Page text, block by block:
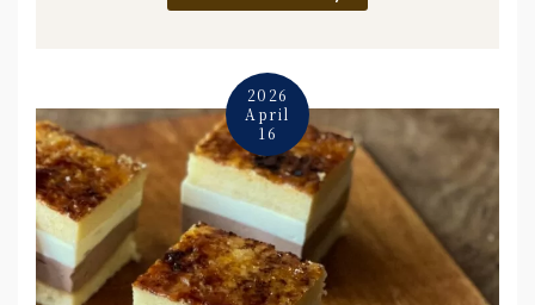
2026
April
16